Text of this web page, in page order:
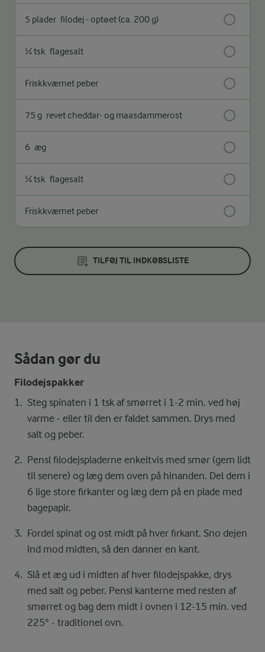
5 plader filodej - optøet (ca. 200 g)
¼ tsk flagesalt
Friskkværnet peber
75 g revet cheddar- og maasdammerost
6 æg
¼ tsk flagesalt
Friskkværnet peber
TILFØJ TIL INDKØBSLISTE
Sådan gør du
Filodejspakker
Steg spinaten i 1 tsk af smørret i 1-2 min. ved høj
varme - eller til den er faldet sammen. Drys med
salt og peber.
Pensl filodejspladerne enkeltvis med smør (gem lidt
til senere) og læg dem oven på hinanden. Del dem i
6 lige store firkanter og læg dem på en plade med
bagepapir.
Fordel spinat og ost midt på hver firkant. Sno dejen
ind mod midten, så den danner en kant.
Slå et æg ud i midten af hver filodejspakke, drys
med salt og peber. Pensl kanterne med resten af
smørret og bag dem midt i ovnen i 12-15 min. ved
225° - traditionel ovn.